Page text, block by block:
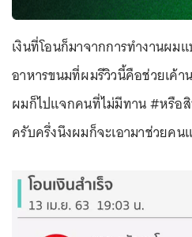
เงินที่โอนก็มาจากการทำงานผม
อาหารขนมที่ผมรีวิวนี้คือช่วยเค้า
ผมก็ไปแจกคนที่ไม่มีทาน #หรือ
ครับครึ่งนึงผมก็จะเอามาช่วยคน